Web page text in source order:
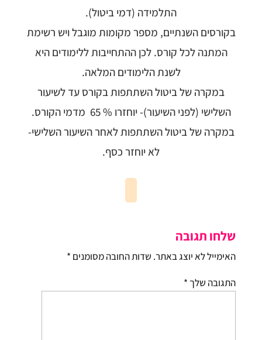
התלמידה (דמי ביטול).
בקורסים השנתיים, מספר מקומות מוגבל ויש רשימת
המתנה לכל קורס. לכן ההתחייבות ללימודים היא
לשנת הלימודים המלאה.
במקרה של ביטול השתתפות בקורס עד לשיעור
השלישי (לפני השיעור)- יוחזרו % 65 מדמי הקורס.
במקרה של ביטול השתתפות לאחר השיעור השלישי-
לא יוחזר כסף.
שלחו תגובה
האימייל לא יוצג באתר. שדות החובה מסומנים *
התגובה שלך *